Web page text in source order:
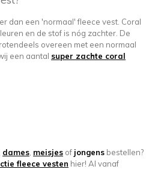
dan een 'normaal' fleece vest. Coral
en de stof is nóg zachter. De
overeen met een normaal
een aantal super zachte coral
dames meisjes of jongens bestellen?
fleece vesten hier! Al vanaf